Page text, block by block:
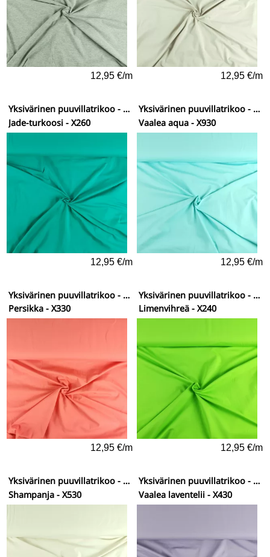
12,95 €/m 12,95 €/m
Yksivärinen puuvillatrikoo - vähän elastaania
Jade-turkoosi - X260
12,95 €/m
Yksivärinen puuvillatrikoo - vähän elastaania
Vaalea aqua - X930
12,95 €/m
Yksivärinen puuvillatrikoo - vähän elastaania
Persikka - X330
12,95 €/m
Yksivärinen puuvillatrikoo - vähän elastaania
Limenvihreä - X240
12,95 €/m
Yksivärinen puuvillatrikoo - vähän elastaania
Shampanja - X530
Yksivärinen puuvillatrikoo - vähän elastaania
Vaalea laventelii - X430